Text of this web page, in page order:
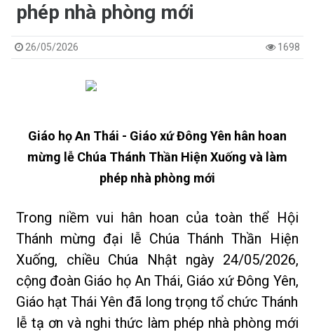
phép nhà phòng mới
26/05/2026 1698
Giáo họ An Thái - Giáo xứ Đông Yên hân hoan
mừng lễ Chúa Thánh Thần Hiện Xuống và làm
phép nhà phòng mới
Trong niềm vui hân hoan của toàn thể Hội
Thánh mừng đại lễ Chúa Thánh Thần Hiện
Xuống, chiều Chúa Nhật ngày 24/05/2026,
cộng đoàn Giáo họ An Thái, Giáo xứ Đông Yên,
Giáo hạt Thái Yên đã long trọng tổ chức Thánh
lễ tạ ơn và nghi thức làm phép nhà phòng mới